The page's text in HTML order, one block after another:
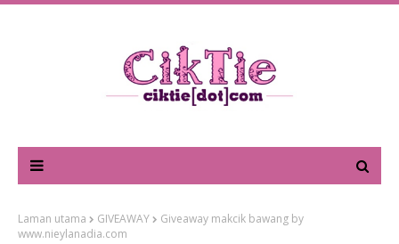
Laman utama GIVEAWAY
Giveaway makcik bawang by
www.nieylanadia.com